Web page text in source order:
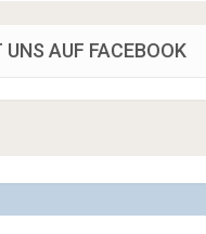
UNS AUF FACEBOOK